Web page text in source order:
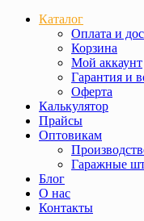
Каталог
Оплата и
Корзина
Мой аккаунт
Гарантия и
Оферта
Калькулятор
Прайсы
Оптовикам
Гаражные
Блог
О нас
Контакты